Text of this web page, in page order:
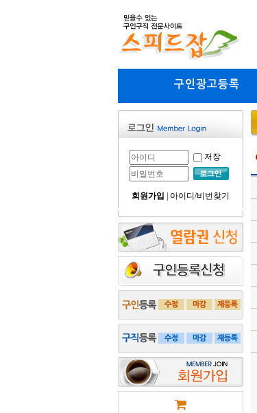
구인광고등록
저장
회원가입 아이디/비번찾기